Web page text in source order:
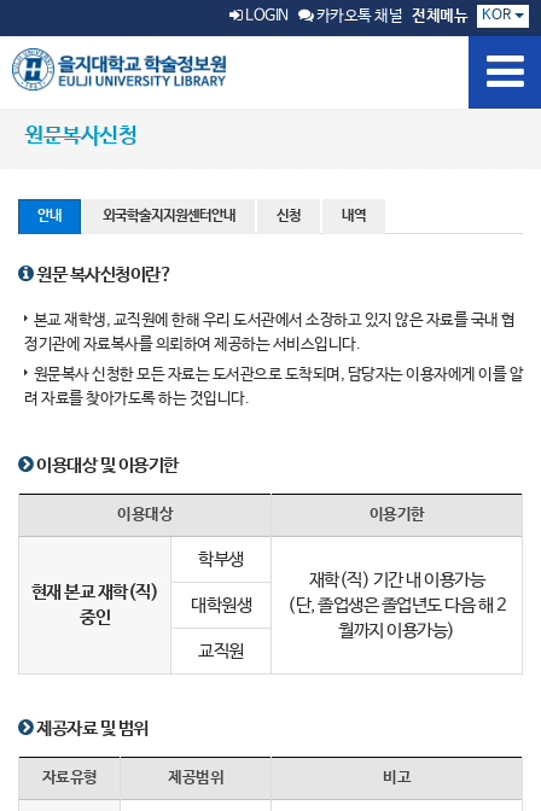
LOGIN 카카오톡 채널 전체메뉴 KOR
원문복사신청
안내 외국학술지지원센터안내 신청 내역
원문 복사신청이란?
본교 재학생, 교직원에 한해 우리 도서관에서 소장하고 있지 않은 자료를 국내 협
정기관에 자료복사를 의뢰하여 제공하는 서비스입니다.
원문복사 신청한 모든 자료는 도서관으로 도착되며, 담당자는 이용자에게 이를 알
려 자료를 찾아가도록 하는 것입니다.
이용대상 및 이용기한
이용대상 이용기한
현재 본교 재학(직)
중인
학부생
재학(직) 기간 내 이용가능
(단, 졸업생은 졸업년도 다음 해 2
월까지 이용가능)
대학원생
교직원
제공자료 및 범위
자료유형 제공범위 비고